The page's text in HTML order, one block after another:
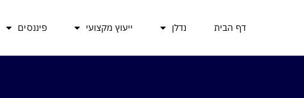
דף הבית נדלן ייעוץ מקצועי פיננסים